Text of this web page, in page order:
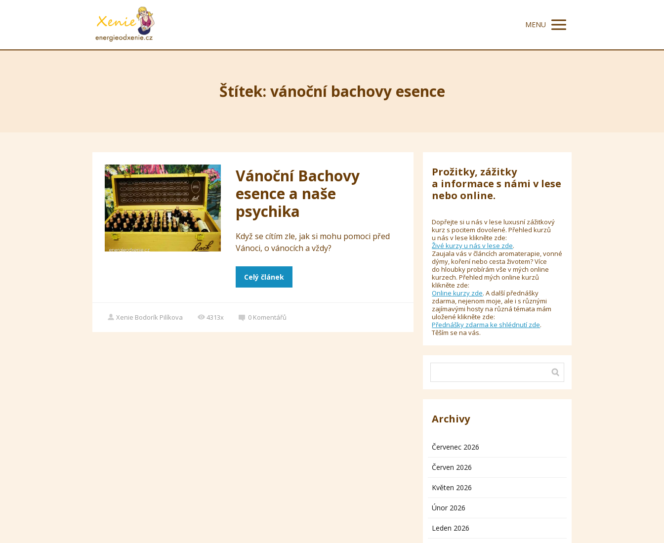
MENU
Štítek: vánoční bachovy esence
Vánoční Bachovy
esence a naše
psychika
Když se cítím zle, jak si mohu pomoci před
Vánoci, o vánocích a vždy?
Celý článek
Xenie Bodorík Pilíkova 4313x 0 Komentářů
Prožitky, zážitky
a informace s námi v lese
nebo online.
Dopřejte si u nás v lese luxusní zážitkový
kurz s pocitem dovolené. Přehled kurzů
u nás v lese klikněte zde:
Živé kurzy u nás v lese zde.
Zaujala vás v článcích aromaterapie, vonné
dýmy, koření nebo cesta životem? Více
do hloubky probírám vše v mých online
kurzech. Přehled mých online kurzů
klikněte zde:
Online kurzy zde. A další přednášky
zdarma, nejenom moje, ale i s různými
zajímavými hosty na různá témata mám
uložené klikněte zde:
Přednášky zdarma ke shlédnutí zde.
Těším se na vás.
Archivy
Červenec 2026
Červen 2026
Květen 2026
Únor 2026
Leden 2026